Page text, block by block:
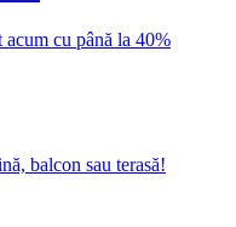
acum cu până la 40%
balcon sau terasă!